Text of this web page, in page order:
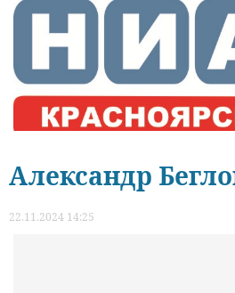
Александр
22.11.2024 14:25